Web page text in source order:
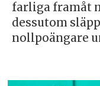
farliga framåt
dessutom
nollpoängare